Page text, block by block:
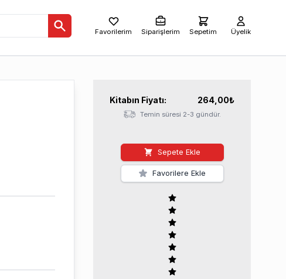
Favorilerim Siparişlerim Sepetim Üyelik
Kitabın Fiyatı: 264,00₺
Temin süresi 2-3 gündür.
Sepete Ekle
Favorilere Ekle